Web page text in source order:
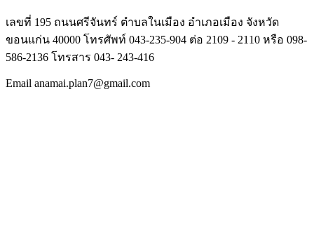
เลขที่ 195 ถนนศรีจันทร์ ตำบลในเมือง อำเภอเมือง จังหวัด
ขอนแก่น 40000 โทรศัพท์ 043-235-904 ต่อ 2109 - 2110 หรือ 098-
586-2136 โทรสาร 043- 243-416
Email anamai.plan7@gmail.com